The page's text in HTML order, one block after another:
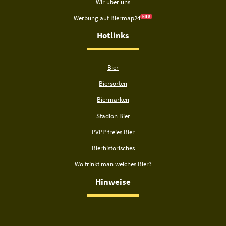
Wir über uns
Werbung auf Biermap24 N E U
Hotlinks
Bier
Biersorten
Biermarken
Stadion Bier
PVPP freies Bier
Bierhistorisches
Wo trinkt man welches Bier?
Hinweise